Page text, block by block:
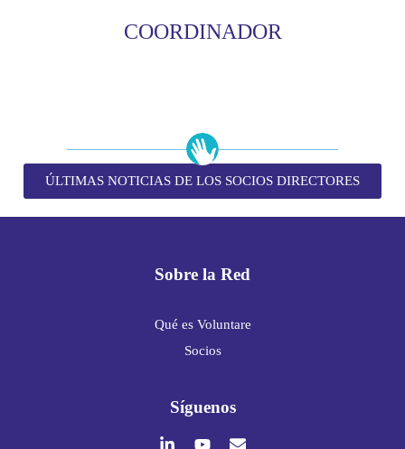
COORDINADOR
ÚLTIMAS NOTICIAS DE LOS SOCIOS DIRECTORES
Sobre la Red
Qué es Voluntare
Socios
Síguenos